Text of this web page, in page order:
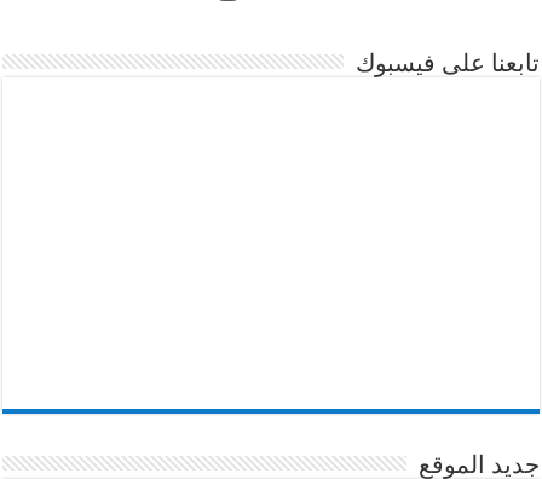
تابعنا على فيسبوك
جديد الموقع